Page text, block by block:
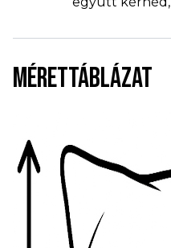
MÉRETTÁBLÁZAT